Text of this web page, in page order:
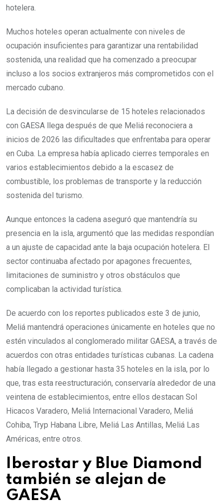
hotelera.
Muchos hoteles operan actualmente con niveles de
ocupación insuficientes para garantizar una rentabilidad
sostenida, una realidad que ha comenzado a preocupar
incluso a los socios extranjeros más comprometidos con el
mercado cubano.
La decisión de desvincularse de 15 hoteles relacionados
con GAESA llega después de que Meliá reconociera a
inicios de 2026 las dificultades que enfrentaba para operar
en Cuba. La empresa había aplicado cierres temporales en
varios establecimientos debido a la escasez de
combustible, los problemas de transporte y la reducción
sostenida del turismo.
Aunque entonces la cadena aseguró que mantendría su
presencia en la isla, argumentó que las medidas respondían
a un ajuste de capacidad ante la baja ocupación hotelera. El
sector continuaba afectado por apagones frecuentes,
limitaciones de suministro y otros obstáculos que
complicaban la actividad turística.
De acuerdo con los reportes publicados este 3 de junio,
Meliá mantendrá operaciones únicamente en hoteles que no
estén vinculados al conglomerado militar GAESA, a través de
acuerdos con otras entidades turísticas cubanas. La cadena
había llegado a gestionar hasta 35 hoteles en la isla, por lo
que, tras esta reestructuración, conservaría alrededor de una
veintena de establecimientos, entre ellos destacan Sol
Hicacos Varadero, Meliá Internacional Varadero, Meliá
Cohiba, Tryp Habana Libre, Meliá Las Antillas, Meliá Las
Américas, entre otros.
Iberostar y Blue Diamond
también se alejan de
GAESA